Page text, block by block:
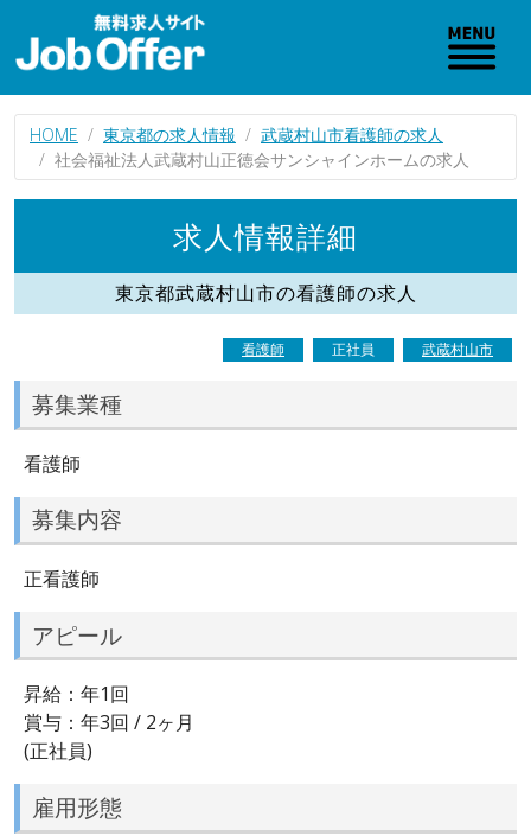
HOME 東京都の求人情報
武蔵村山市看護師の求人
社会福祉法人武蔵村山正徳会サンシャインホームの求人
求人情報詳細
東京都武蔵村山市の看護師の求人
看護師 正社員 武蔵村山市
募集業種
看護師
募集内容
正看護師
アピール
昇給：年1回
賞与：年3回 / 2ヶ月
(正社員)
雇用形態